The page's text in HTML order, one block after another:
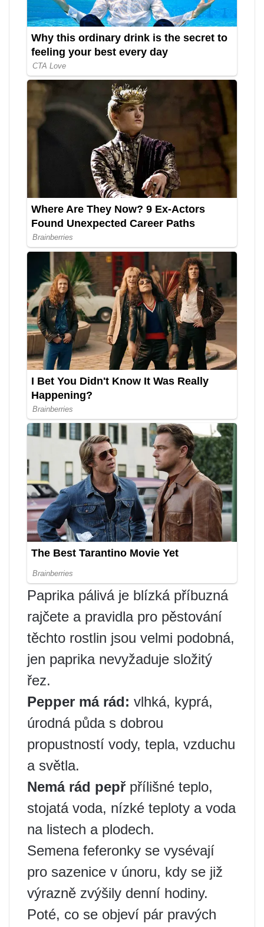
Paprika pálivá je blízká příbuzná
rajčete a pravidla pro pěstování
těchto rostlin jsou velmi podobná,
jen paprika nevyžaduje složitý
řez.
Pepper má rád: vlhká, kyprá,
úrodná půda s dobrou
propustností vody, tepla, vzduchu
a světla.
Nemá rád pepřpřílišné teplo,
stojatá voda, nízké teploty a voda
na listech a plodech.
Semena feferonky se vysévají
pro sazenice v únoru, kdy se již
výrazně zvýšily denní hodiny.
Poté, co se objeví pár pravých